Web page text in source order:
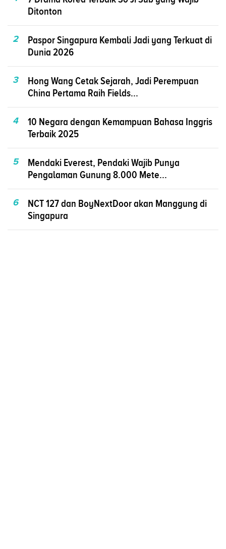
Ditonton
2
Paspor Singapura Kembali Jadi yang Terkuat di
Dunia 2026
3
Hong Wang Cetak Sejarah, Jadi Perempuan
China Pertama Raih Fields...
4
10 Negara dengan Kemampuan Bahasa Inggris
Terbaik 2025
5
Mendaki Everest, Pendaki Wajib Punya
Pengalaman Gunung 8.000 Mete...
6
NCT 127 dan BoyNextDoor akan Manggung di
Singapura